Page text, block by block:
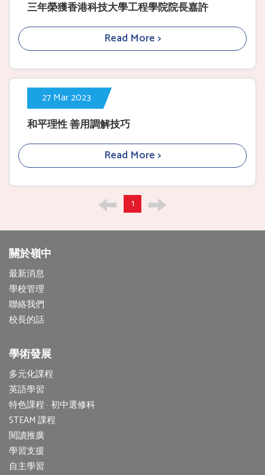
三年榮獲香港科技大學工程學院院長嘉許
Read More >
27 Mar 2023
和平理性 善用調解技巧
Read More >
1
關於嶺中
最新消息
學校管理
聯絡我們
校長的話
學術發展
多元化課程
英語學習
特色課程 · 初中選修科
STEAM 課程
閱讀推廣
學習支援
自主學習